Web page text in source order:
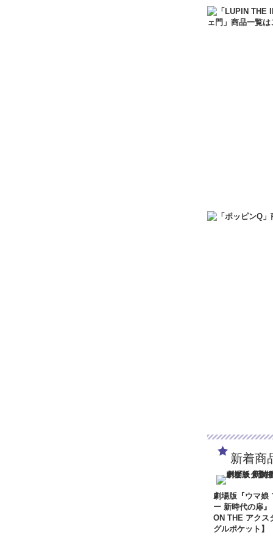
新着商
劇場版『ウマ娘
ー 新時代の扉』
ON THE アクス
グルポケット】